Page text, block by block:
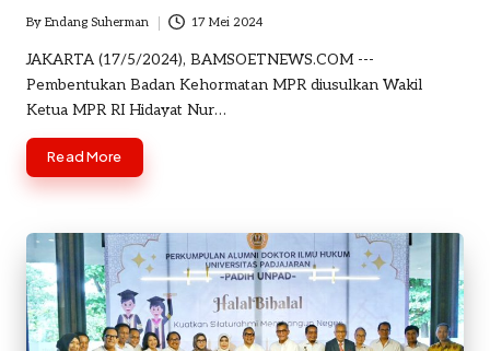
Posted
by
By Endang Suherman 17 Mei 2024
JAKARTA (17/5/2024), BAMSOETNEWS.COM ---
Pembentukan Badan Kehormatan MPR diusulkan Wakil
Ketua MPR RI Hidayat Nur…
Read More